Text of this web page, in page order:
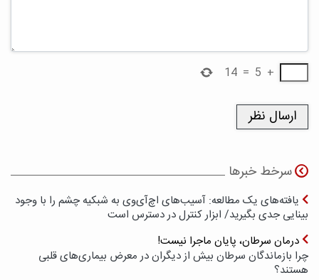
+
5
=
14
سرخط خبرها
یافته‌های یک مطالعه: آسیب‌های اچ‌آی‌وی به شبکیه چشم را با وجود
بینایی جدی بگیرید/ ابزار کنترل در دسترس است
درمان سرطان، پایان ماجرا نیست!
چرا بازماندگان سرطان بیش از دیگران در معرض بیماری‌های قلبی
هستند؟